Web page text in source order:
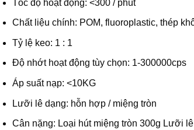
Tốc độ hoạt động: <300 / phút
Chất liệu chính: POM, fluoroplastic, thép
Tỷ lệ keo: 1 : 1
Độ nhớt hoạt động tùy chọn: 1-300000cps
Áp suất nạp: <10KG
Lưỡi lê dạng: hỗn hợp / miệng tròn
Cân nặng: Loại hút miệng tròn 300g Lưỡi